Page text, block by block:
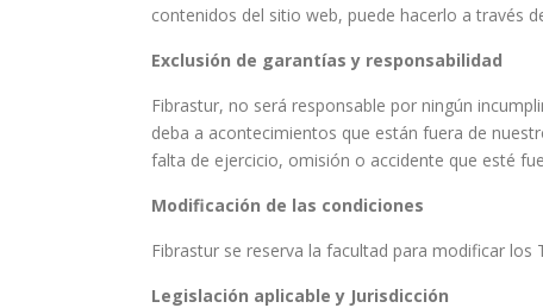
contenidos del sitio web, puede hacerlo a través
Exclusión de garantías y responsabilidad
Fibrastur, no será responsable por ningún
deba a acontecimientos que están fuera de
falta de ejercicio, omisión o accidente que esté
Modificación de las condiciones
Fibrastur se reserva la facultad para modificar
Legislación aplicable y Jurisdicción